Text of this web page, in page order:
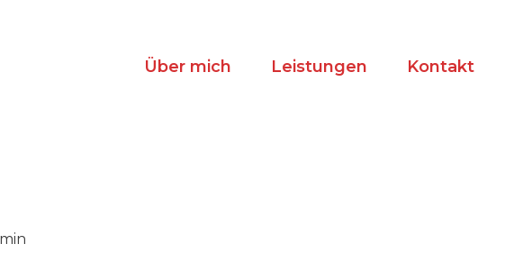
Über mich Leistungen Kontakt